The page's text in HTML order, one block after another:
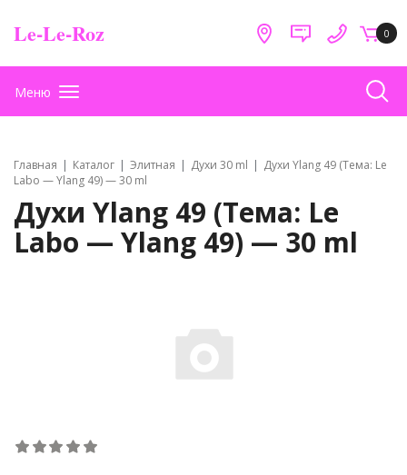
Le-Le-Roz 0
Меню
Главная Каталог Элитная Духи 30 ml
Духи Ylang 49 (Тема: Le
Labo — Ylang 49) — 30 ml
Духи Ylang 49 (Тема: Le
Labo — Ylang 49) — 30 ml